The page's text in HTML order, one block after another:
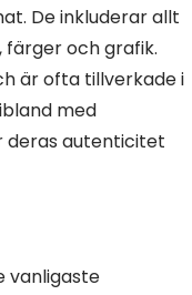
De inkluderar allt
och grafik.
är ofta tillverkade i
med
deras autenticitet
vanligaste